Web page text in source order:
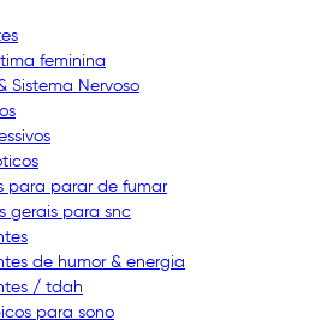
feminina
Sistema Nervoso
para parar de fumar
gerais para snc
de humor & energia
/ tdah
para sono